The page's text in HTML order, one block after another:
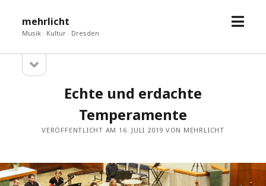
mehrlicht
Musik · Kultur · Dresden
Menü
Sidebar
öffnen
Echte und erdachte
Temperamente
VERÖFFENTLICHT AM 16. JULI 2019 VON MEHRLICHT